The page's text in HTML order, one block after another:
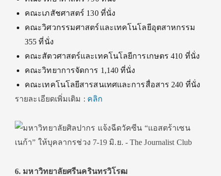
คณะเภสัชศาสตร์ 130 ที่นั่ง
คณะวิศวกรรมศาสตร์และเทคโนโลยีอุตสาหกรรม
355 ที่นั่ง
คณะสัตวศาสตร์และเทคโนโลยีการเกษตร 410 ที่นั่ง
คณะวิทยาการจัดการ 1,140 ที่นั่ง
คณะเทคโนโลยีสารสนเทศและการสื่อสาร 240 ที่นั่ง
รายละเอียดเพิ่มเติม : คลิก
6. มหาวิทยาลัยศรีนครินทรวิโรฒ